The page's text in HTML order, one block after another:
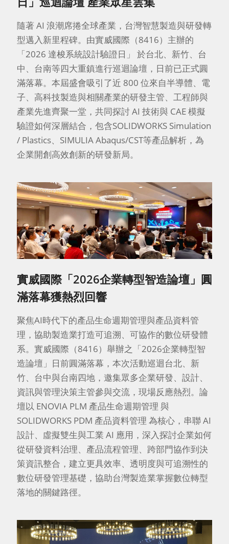
隨著 AI 浪潮席捲全球產業，台灣智慧製造與研發轉
型邁入新里程碑。由實威國際（8416）主辦的
「2026 達梭系統設計驗證日」 於台北、新竹、台
中、台南等四大重鎮進行巡迴論壇，日前已正式圓
滿落幕。本屆盛會吸引了近 800 位來自半導體、電
子、高科技製造與相關產業的研發主管、工程師與
產業先進齊聚一堂，共同探討 AI 技術與 CAE 模擬
驗證如何深層結合，包含SOLIDWORKS Simulation
/ Plastics、SIMULIA Abaqus/CST等產品解析，為
企業開創高效創新的研發新局。
實威國際「2026企業轉型智造論壇」圓
滿落幕獲熱烈回響
聚焦AI時代下的產品生命週期管理與產品資料管
理，協助製造業打造可追溯、可協作的數位研發體
系。實威國際（8416）舉辦之「2026企業轉型智
造論壇」日前圓滿落幕，本次活動巡迴台北、新
竹、台中與台南四地，邀集眾多企業研發、設計、
資訊與管理決策主管參與交流，現場反應熱烈。論
壇以 ENOVIA PLM 產品生命週期管理 與
SOLIDWORKS PDM 產品資料管理 為核心，串聯 AI
設計、虛擬雙生與工業 AI 應用，深入探討企業如何
從研發資料治理、產品流程管理、跨部門協作到決
策資訊整合，建立更具效率、透明度與可追溯性的
數位研發管理基礎，協助台灣製造業掌握數位轉型
落地的關鍵路徑。